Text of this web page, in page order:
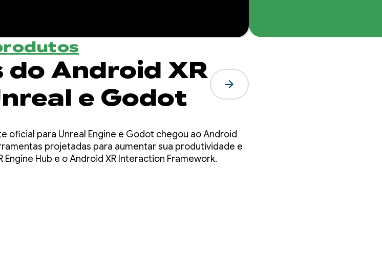
Android XR
e Godot
arrow_forward
oficial para Unreal Engine e Godot chegou ao Android
projetadas para aumentar sua produtividade e
Hub e o Android XR Interaction Framework.